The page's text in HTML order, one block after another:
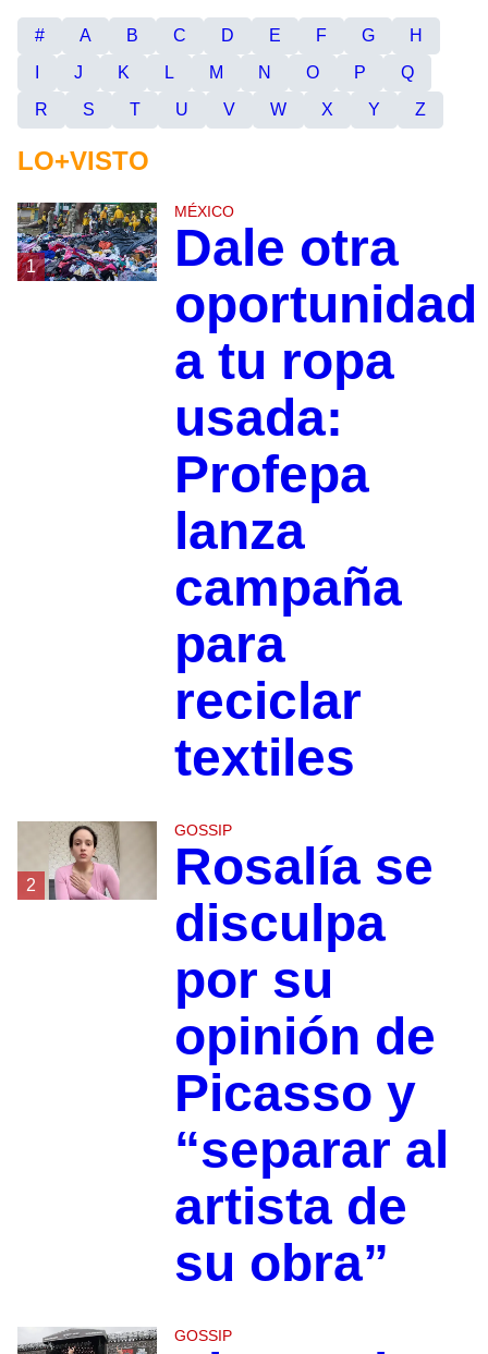
# A B C D E F G
H
J K L M N O P
Q
R
S T U V W X Y Z
LO+VISTO
1
MÉXICO
Dale otra
oportunidad
a tu ropa
usada:
Profepa
lanza
campaña
para
reciclar
textiles
2
GOSSIP
Rosalía se
disculpa
por su
opinión de
Picasso y
“separar al
artista de
su obra”
GOSSIP